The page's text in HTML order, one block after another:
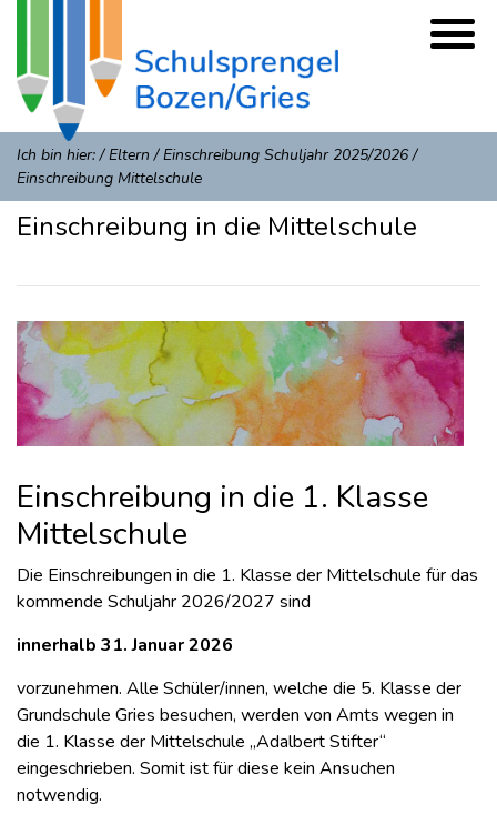
Ich bin hier:/Eltern /Einschreibung Schuljahr 2025/2026/
Einschreibung Mittelschule
Einschreibung in die Mittelschule
Einschreibung in die 1. Klasse
Mittelschule
Die Einschreibungen in die 1. Klasse der Mittelschule für das
kommende Schuljahr 2026/2027 sind
innerhalb 31. Januar 2026
vorzunehmen. Alle Schüler/innen, welche die 5. Klasse der
Grundschule Gries besuchen, werden von Amts wegen in
die 1. Klasse der Mittelschule „Adalbert Stifter“
eingeschrieben. Somit ist für diese kein Ansuchen
notwendig.